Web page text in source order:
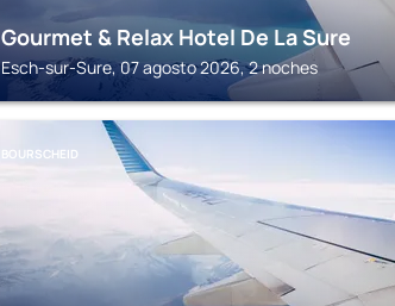
Gourmet & Relax Hotel De La Sure
Esch-sur-Sure, 07 agosto 2026, 2 noches
BOURSCHEID